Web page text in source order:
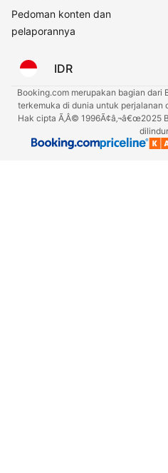
Pedoman konten dan
pelaporannya
IDR
Booking.com merupakan bagian dari
terkemuka di dunia untuk perjalanan
Hak cipta Ã‚Â© 1996Ã¢â‚¬â€œ2025